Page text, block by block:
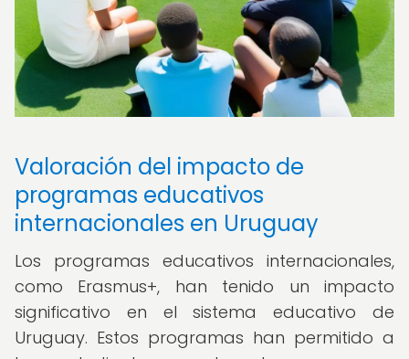
Valoración del impacto de
programas educativos
internacionales en Uruguay
Los programas educativos internacionales,
como Erasmus+, han tenido un impacto
significativo en el sistema educativo de
Uruguay. Estos programas han permitido a